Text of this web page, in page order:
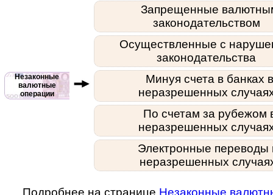
Незаконные
валютные
операции
Запрещенные
законодательством
Осуществленные с
законодательства
Минуя счета в банках в
неразрешенных
По счетам за рубежом
неразрешенных
Электронные переводы
неразрешенных
Подробнее на странице Незаконные